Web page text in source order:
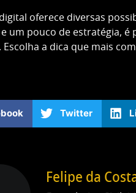
oferece diversas
um pouco de estratégia,
Escolha a dica que mais
Twitter
Felipe da